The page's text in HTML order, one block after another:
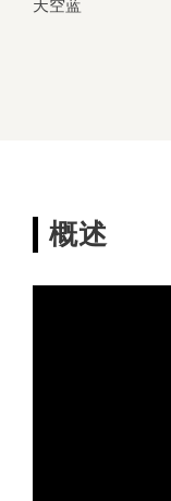
天空蓝
概述